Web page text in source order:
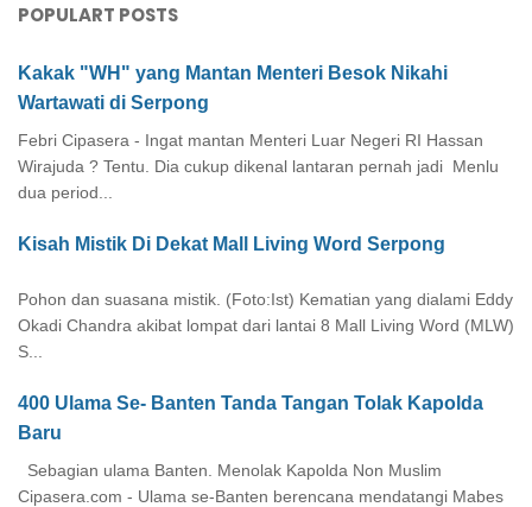
POPULART POSTS
Kakak "WH" yang Mantan Menteri Besok Nikahi
Wartawati di Serpong
Febri Cipasera - Ingat mantan Menteri Luar Negeri RI Hassan
Wirajuda ? Tentu. Dia cukup dikenal lantaran pernah jadi Menlu
dua period...
Kisah Mistik Di Dekat Mall Living Word Serpong
Pohon dan suasana mistik. (Foto:Ist) Kematian yang dialami Eddy
Okadi Chandra akibat lompat dari lantai 8 Mall Living Word (MLW)
S...
400 Ulama Se- Banten Tanda Tangan Tolak Kapolda
Baru
Sebagian ulama Banten. Menolak Kapolda Non Muslim
Cipasera.com - Ulama se-Banten berencana mendatangi Mabes